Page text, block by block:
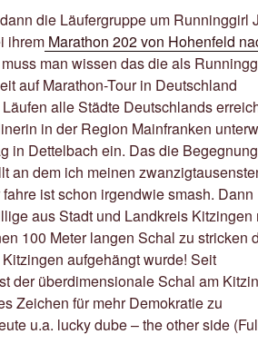
die Läufergruppe um Runninggirl
ihrem Marathon 202 von Hohenfeld
man wissen das die als
auf Marathon-Tour in Deutschland
alle Städte Deutschlands
in der Region Mainfranken
in Dettelbach ein. Das die Begegnung
an dem ich meinen
ist schon irgendwie smash. Dann
aus Stadt und Landkreis Kitzingen
100 Meter langen Schal zu stricken
aufgehängt wurde! Seit
der überdimensionale Schal am
Zeichen für mehr Demokratie zu
u.a. lucky dube – the other side